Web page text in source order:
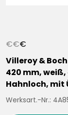
€€€
Villeroy &
420 mm,
Hahnloch, mit
Werksart.-Nr.: